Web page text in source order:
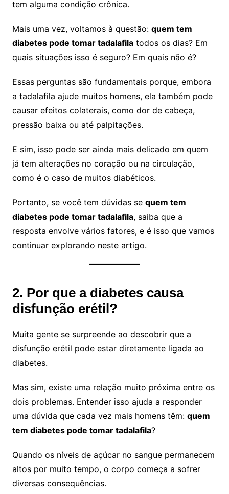
tem alguma condição crônica.
Mais uma vez, voltamos à questão: quem tem
diabetes pode tomar tadalafilatodos os dias? Em
quais situações isso é seguro? Em quais não é?
Essas perguntas são fundamentais porque, embora
a tadalafila ajude muitos homens, ela também pode
causar efeitos colaterais, como dor de cabeça,
pressão baixa ou até palpitações.
E sim, isso pode ser ainda mais delicado em quem
já tem alterações no coração ou na circulação,
como é o caso de muitos diabéticos.
Portanto, se você tem dúvidas se quem tem
diabetes pode tomar tadalafila, saiba que a
resposta envolve vários fatores, e é isso que vamos
continuar explorando neste artigo.
2. Por que a diabetes causa
disfunção erétil?
Muita gente se surpreende ao descobrir que a
disfunção erétil pode estar diretamente ligada ao
diabetes.
Mas sim, existe uma relação muito próxima entre os
dois problemas. Entender isso ajuda a responder
uma dúvida que cada vez mais homens têm: quem
tem diabetes pode tomar tadalafila?
Quando os níveis de açúcar no sangue permanecem
altos por muito tempo, o corpo começa a sofrer
diversas consequências.